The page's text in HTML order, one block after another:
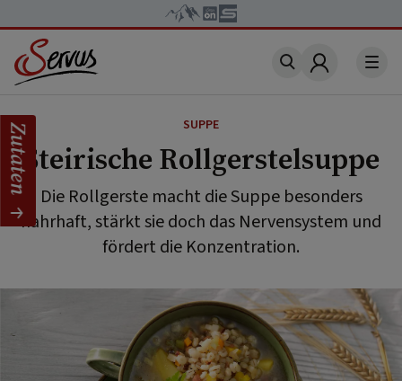
Account
SUPPE
Steirische Rollgerstelsuppe
Die Rollgerste macht die Suppe besonders
nahrhaft, stärkt sie doch das Nervensystem und
fördert die Konzentration.
Zutaten